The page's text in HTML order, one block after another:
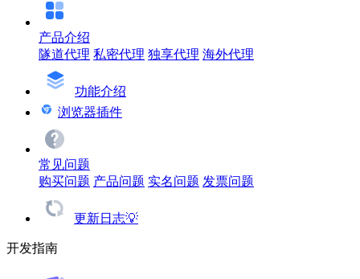
产品介绍
隧道代理 私密代理 独享代理 海外代理
功能介绍
浏览器插件
常见问题
购买问题 产品问题 实名问题 发票问题
更新日志💡
开发指南